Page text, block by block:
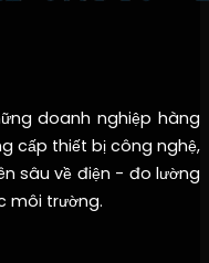
doanh nghiệp hàng
cấp thiết bị công nghệ,
sâu về điện - đo lường
môi trường.